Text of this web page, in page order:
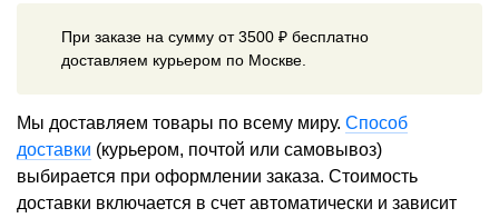
При заказе на сумму от 3500 ₽ бесплатно
доставляем курьером по Москве.
Мы доставляем товары по всему миру. Способ
доставки (курьером, почтой или самовывоз)
выбирается при оформлении заказа. Стоимость
доставки включается в счет автоматически и зависит